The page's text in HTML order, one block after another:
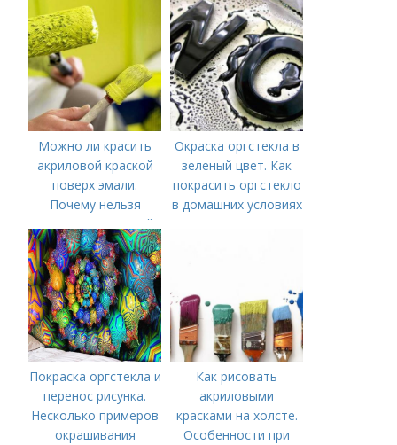
Можно ли красить
акриловой краской
поверх эмали.
Почему нельзя
красить акриловой
краской поверх
эмали
Окраска оргстекла в
зеленый цвет. Как
покрасить оргстекло
в домашних условиях
Покраска оргстекла и
перенос рисунка.
Несколько примеров
окрашивания
Как рисовать
акриловыми
красками на холсте.
Особенности при